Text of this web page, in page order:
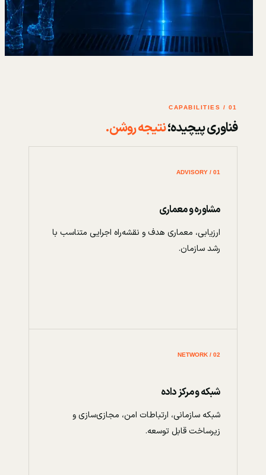
01 / CAPABILITIES
فناوری پیچیده؛نتیجه روشن.
01 / ADVISORY
مشاوره و معماری
ارزیابی، معماری هدف و نقشه‌راه اجرایی متناسب با
رشد سازمان.
02 / NETWORK
شبکه و مرکز داده
شبکه سازمانی، ارتباطات امن، مجازی‌سازی و
زیرساخت قابل توسعه.